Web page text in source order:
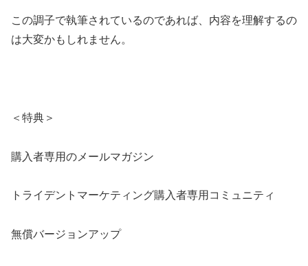
この調子で執筆されているのであれば、内容を理解するの
は大変かもしれません。
＜特典＞
購入者専用のメールマガジン
トライデントマーケティング購入者専用コミュニティ
無償バージョンアップ